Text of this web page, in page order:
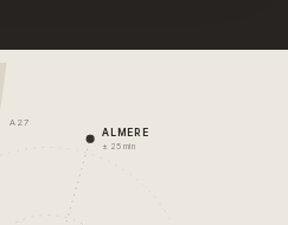
A27
ALMERE
± 25 min